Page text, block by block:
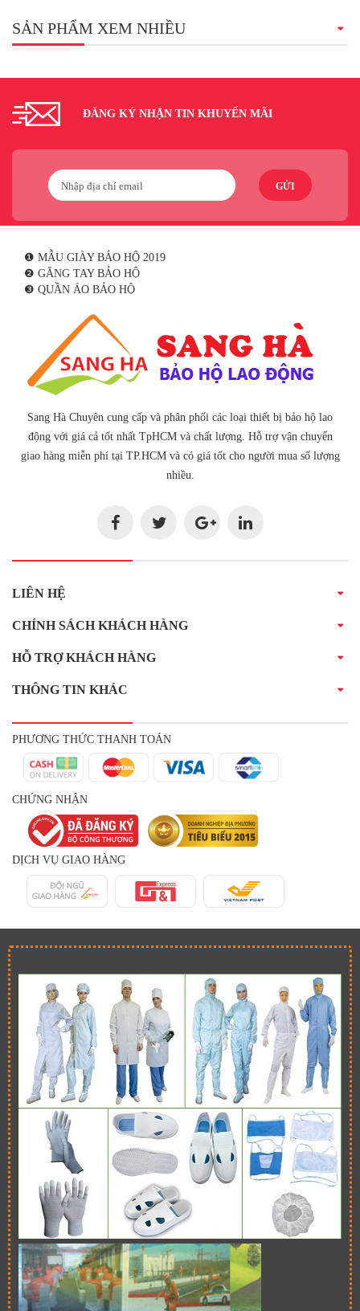
SẢN PHẨM XEM NHIỀU
ĐĂNG KÝ NHẬN TIN KHUYẾN MÃI
GỬI
❶ MẪU GIÀY BẢO HỘ 2019
❷ GĂNG TAY BẢO HỘ
❸ QUẦN ÁO BẢO HỘ
Sang Hà Chuyên cung cấp và phân phối các loại thiết bị bảo hộ lao
động với giá cả tốt nhất TpHCM và chất lượng. Hỗ trợ vận chuyển
giao hàng miễn phí tại TP.HCM và có giá tốt cho người mua số lượng
nhiều.
LIÊN HỆ
CHÍNH SÁCH KHÁCH HÀNG
HỖ TRỢ KHÁCH HÀNG
THÔNG TIN KHÁC
PHƯƠNG THỨC THANH TOÁN
CHỨNG NHẬN
DỊCH VỤ GIAO HÀNG